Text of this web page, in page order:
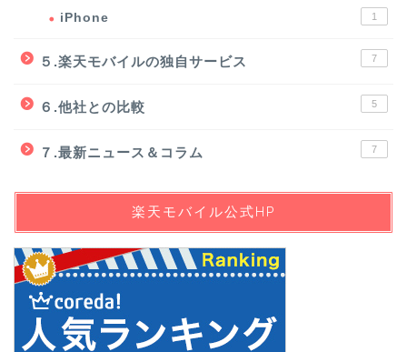
iPhone 1
５.楽天モバイルの独自サービス 7
６.他社との比較 5
７.最新ニュース＆コラム 7
楽天モバイル公式HP